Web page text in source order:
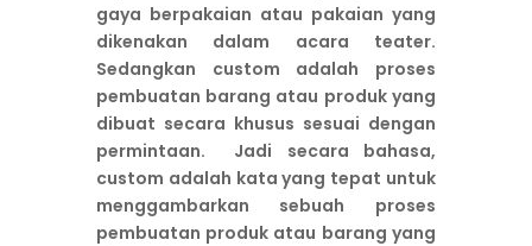
gaya berpakaian atau pakaian yang
dikenakan dalam acara teater.
Sedangkan custom adalah proses
pembuatan barang atau produk yang
dibuat secara khusus sesuai dengan
permintaan. Jadi secara bahasa,
custom adalah kata yang tepat untuk
menggambarkan sebuah proses
pembuatan produk atau barang yang